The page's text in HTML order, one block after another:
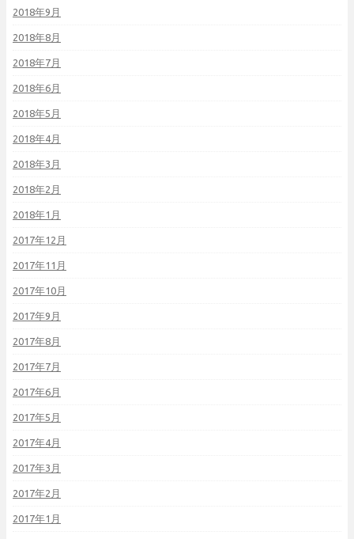
2018年9月
2018年8月
2018年7月
2018年6月
2018年5月
2018年4月
2018年3月
2018年2月
2018年1月
2017年12月
2017年11月
2017年10月
2017年9月
2017年8月
2017年7月
2017年6月
2017年5月
2017年4月
2017年3月
2017年2月
2017年1月